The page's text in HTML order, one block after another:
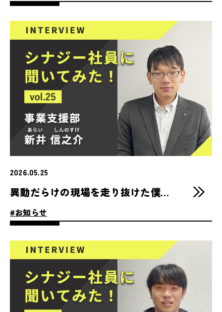
2026.05.25
異動だらけの現場を走り抜けた僕が、広島の「シナジー」で見つけた“改善”という働き方
#お知らせ